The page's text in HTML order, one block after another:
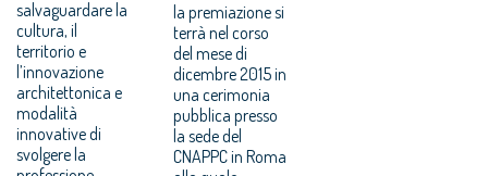
salvaguardare la
cultura, il
territorio e
l’innovazione
architettonica e
modalità
innovative di
svolgere la
la premiazione si
terrà nel corso
del mese di
dicembre 2015 in
una cerimonia
pubblica presso
la sede del
CNAPPC in Roma